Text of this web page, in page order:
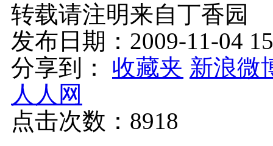
转载请注明来自丁香园
发布日期：2009-11-04
分享到：
收藏夹 新浪微
人人网
点击次数： 8918